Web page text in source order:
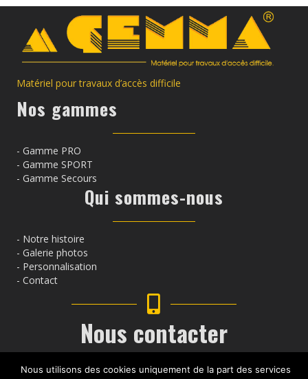
Matériel pour travaux d’accès difficile
Nos gammes
- Gamme PRO
- Gamme SPORT
- Gamme Secours
Qui sommes-nous
- Notre histoire
- Galerie photos
- Personnalisation
- Contact
Nous contacter
+33 (0)4 42 54 79 04
Nous utilisons des cookies uniquement de la part des services